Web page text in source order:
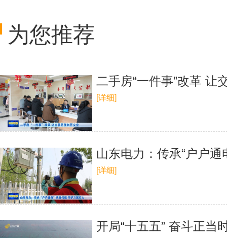
为您推荐
二手房“一件事”改革 让
[详细]
山东电力：传承“户户
[详细]
开局“十五五” 奋斗正当